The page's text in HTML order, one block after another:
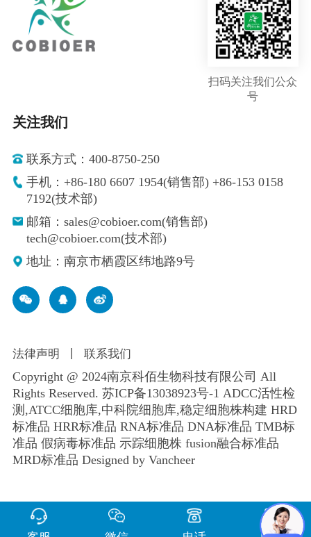
扫码关注我们公众
号
关注我们
联系方式：400-8750-250
手机：+86-180 6607 1954(销售部) +86-153 0158
7192(技术部)
邮箱：sales@cobioer.com(销售部)
tech@cobioer.com(技术部)
地址：南京市栖霞区纬地路9号
法律声明 联系我们
Copyright @ 2024南京科佰生物科技有限公司 All
Rights Reserved. 苏ICP备13038923号-1 ADCC活性检
测,ATCC细胞库,中科院细胞库,稳定细胞株构建 HRD
标准品 HRR标准品 RNA标准品 DNA标准品 TMB标
准品 假病毒标准品 示踪细胞株 fusion融合标准品
MRD标准品 Designed by Vancheer